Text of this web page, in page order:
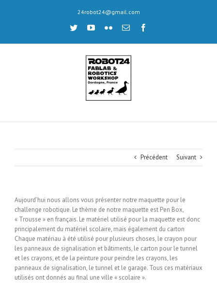
24robot24@gmail.com
twitteryoutubeflickrEmail
Précédent Suivant
Aujourd’hui nous allons vous présenter notre maquette pour le
challenge robotique. Le thème de notre maquette est Pen Box,
« Trousse » en français. Le matériel utilisé pour la maquette est donc
principalement du matériel scolaire, mais également du carton
Chaque matériau à été utilisé pour plusieurs choses, le crayon pour
les panneaux de signalisation et bâtiments, le carton pour le tunnel
et les crayons, et de la peinture pour peindre les crayons, les
panneaux de signalisation, le tunnel et le garage. Tous ces matériaux
utilisés ont donnés au final une ville « scolaire ».